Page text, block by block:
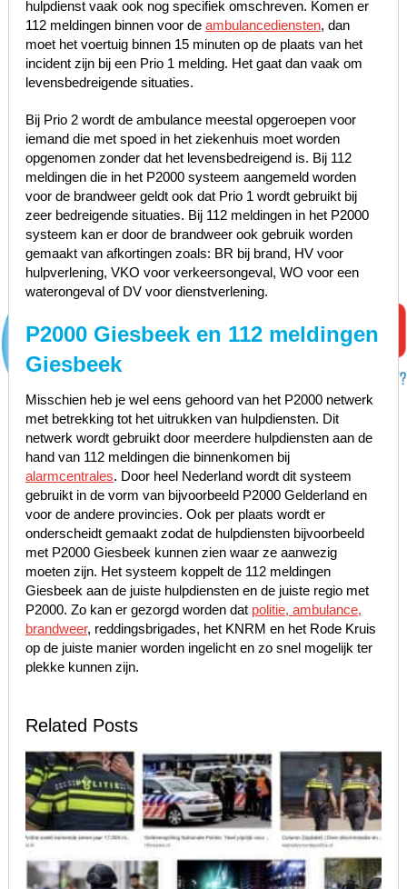
hulpdienst vaak ook nog specifiek omschreven. Komen er
112 meldingen binnen voor de ambulancediensten, dan
moet het voertuig binnen 15 minuten op de plaats van het
incident zijn bij een Prio 1 melding. Het gaat dan vaak om
levensbedreigende situaties.
Bij Prio 2 wordt de ambulance meestal opgeroepen voor
iemand die met spoed in het ziekenhuis moet worden
opgenomen zonder dat het levensbedreigend is. Bij 112
meldingen die in het P2000 systeem aangemeld worden
voor de brandweer geldt ook dat Prio 1 wordt gebruikt bij
zeer bedreigende situaties. Bij 112 meldingen in het P2000
systeem kan er door de brandweer ook gebruik worden
gemaakt van afkortingen zoals: BR bij brand, HV voor
hulpverlening, VKO voor verkeersongeval, WO voor een
waterongeval of DV voor dienstverlening.
P2000 Giesbeek en 112 meldingen
Giesbeek
Misschien heb je wel eens gehoord van het P2000 netwerk
met betrekking tot het uitrukken van hulpdiensten. Dit
netwerk wordt gebruikt door meerdere hulpdiensten aan de
hand van 112 meldingen die binnenkomen bij
alarmcentrales. Door heel Nederland wordt dit systeem
gebruikt in de vorm van bijvoorbeeld P2000 Gelderland en
voor de andere provincies. Ook per plaats wordt er
onderscheidt gemaakt zodat de hulpdiensten bijvoorbeeld
met P2000 Giesbeek kunnen zien waar ze aanwezig
moeten zijn. Het systeem koppelt de 112 meldingen
Giesbeek aan de juiste hulpdiensten en de juiste regio met
P2000. Zo kan er gezorgd worden dat politie, ambulance,
brandweer, reddingsbrigades, het KNRM en het Rode Kruis
op de juiste manier worden ingelicht en zo snel mogelijk ter
plekke kunnen zijn.
Related Posts